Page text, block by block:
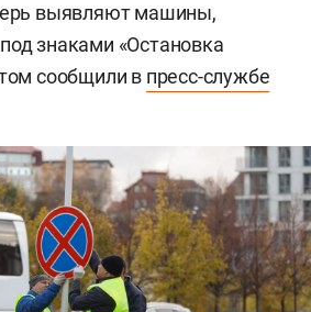
выявляют машины,
знаками «Остановка
сообщили в пресс-службе